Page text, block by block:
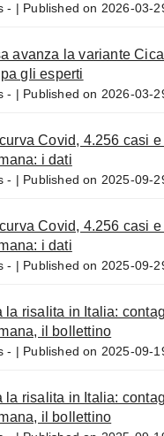
- Published on 2026-03-
avanza la variante
gli esperti
- Published on 2026-03-
Covid, 4.256 casi e
i dati
- Published on 2025-09-
Covid, 4.256 casi e
i dati
- Published on 2025-09-
la risalita in Italia:
il bollettino
- Published on 2025-09-
la risalita in Italia:
il bollettino